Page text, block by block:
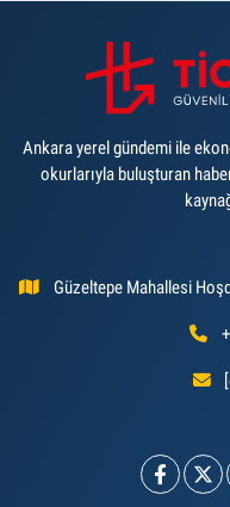
Ankara yerel gündemi ile
okurlarıyla buluşturan
Güzeltepe Mahallesi